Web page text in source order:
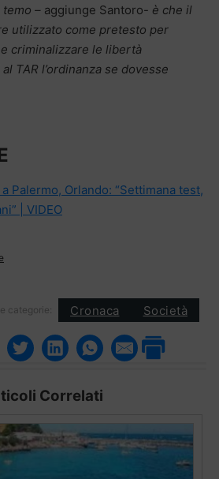
– aggiunge Santoro- è che il
utilizzato come pretesto per
criminalizzare le libertà
TAR l’ordinanza se dovesse
Palermo, Orlando: “Settimana test,
| VIDEO
categorie: Cronaca Società
Correlati